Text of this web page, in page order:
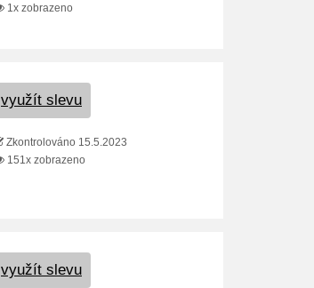
1x zobrazeno
využít slevu
Zkontrolováno 15.5.2023
151x zobrazeno
využít slevu